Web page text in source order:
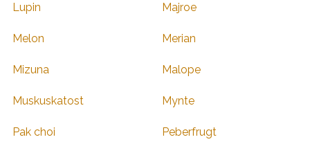
Lupin Majroe
Melon Merian
Mizuna Malope
Muskuskatost Mynte
Pak choi Peberfrugt